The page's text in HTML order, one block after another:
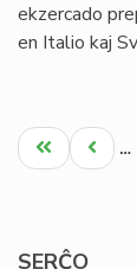
ekzercado
en Italio kaj
Pagination
Unua
paĝo
paĝo
…
SERĈO